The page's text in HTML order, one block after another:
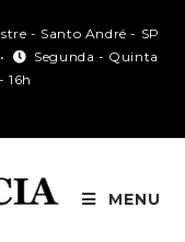
- Santo André - SP
Segunda - Quinta
16h
MENU